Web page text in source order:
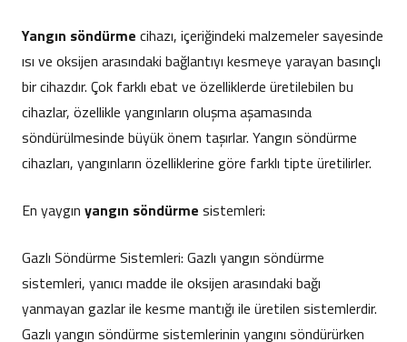
Yangın söndürme cihazı, içeriğindeki malzemeler sayesinde
ısı ve oksijen arasındaki bağlantıyı kesmeye yarayan basınçlı
bir cihazdır. Çok farklı ebat ve özelliklerde üretilebilen bu
cihazlar, özellikle yangınların oluşma aşamasında
söndürülmesinde büyük önem taşırlar. Yangın söndürme
cihazları, yangınların özelliklerine göre farklı tipte üretilirler.
En yaygın yangın söndürme sistemleri:
Gazlı Söndürme Sistemleri: Gazlı yangın söndürme
sistemleri, yanıcı madde ile oksijen arasındaki bağı
yanmayan gazlar ile kesme mantığı ile üretilen sistemlerdir.
Gazlı yangın söndürme sistemlerinin yangını söndürürken